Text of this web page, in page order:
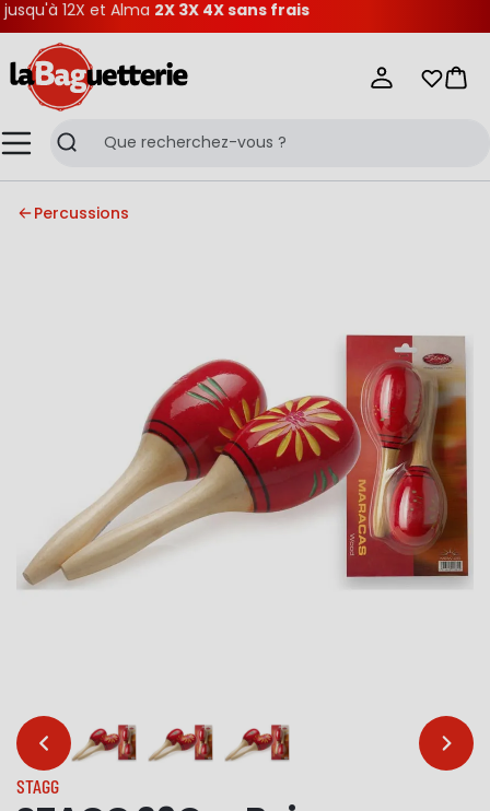
12X et Alma2X 3X 4X sans frais
MenuRecherche
Mes
Percussions
… …
STAGG